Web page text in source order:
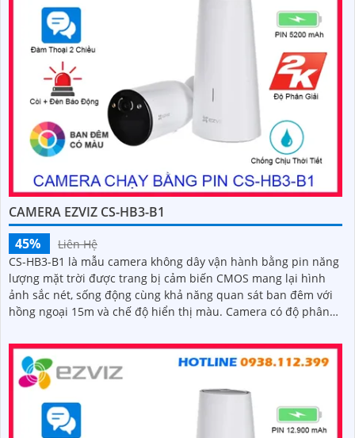
CAMERA EZVIZ CS-HB3-B1
45%
Liên Hệ
CS-HB3-B1 là mẫu camera không dây vận hành bằng pin năng
lượng mặt trời được trang bị cảm biến CMOS mang lại hình
ảnh sắc nét, sống động cùng khả năng quan sát ban đêm với
hồng ngoại 15m và chế độ hiển thị màu. Camera có độ phân